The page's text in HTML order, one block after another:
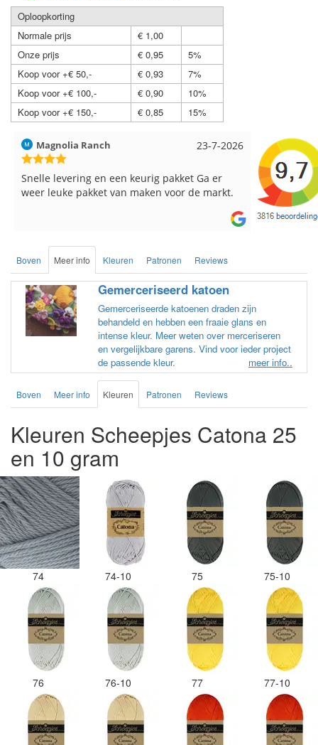
Oploopkorting
Normale prijs
€ 1,00
Onze prijs
€ 0,95
5%
Koop voor +€ 50,-
€ 0,93
7%
Koop voor +€ 100,-
€ 0,90
10%
Koop voor +€ 150,-
€ 0,85 15%
17-7-2026
Hilde uit Loyers
Reeds meerdere keren breigaren en
breinaalden besteld, altijd heel tevreden over
Loes uit
Snelle
Boven Meer info Kleuren Patronen Reviews
Gemerceriseerd katoen
Gemerceriseerde katoenen draden zijn
behandeld en hebben een fraaie glans en
intense kleur. Meer weten over merceriseren
en vergelijkbare garens. Vind voor ieder project
de passende kleur.
meer info..
Boven Meer info Kleuren Patronen Reviews
Kleuren Scheepjes Catona 25
en 10 gram
74 74-10 75 75-10
76 76-10 77 77-10